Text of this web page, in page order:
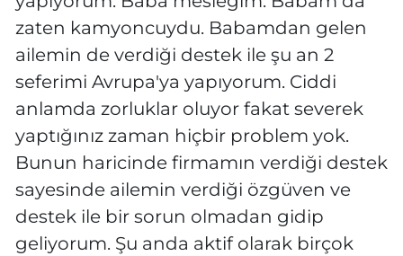
zaten kamyoncuydu. Babamdan gelen
ailemin de verdiği destek ile şu an 2
seferimi Avrupa'ya yapıyorum. Ciddi
anlamda zorluklar oluyor fakat severek
yaptığınız zaman hiçbir problem yok.
Bunun haricinde firmamın verdiği destek
sayesinde ailemin verdiği özgüven ve
destek ile bir sorun olmadan gidip
geliyorum. Şu anda aktif olarak birçok